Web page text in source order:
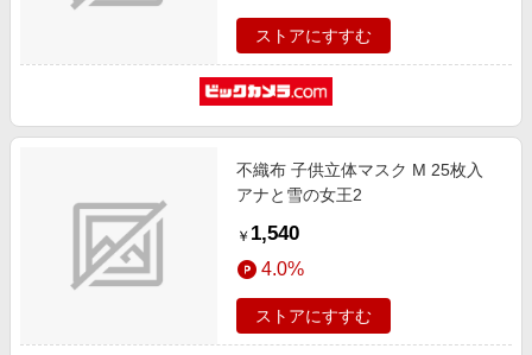
ストアにすすむ
不織布 子供立体マスク M 25枚入
アナと雪の女王2
￥ 1,540
4.0%
ストアにすすむ